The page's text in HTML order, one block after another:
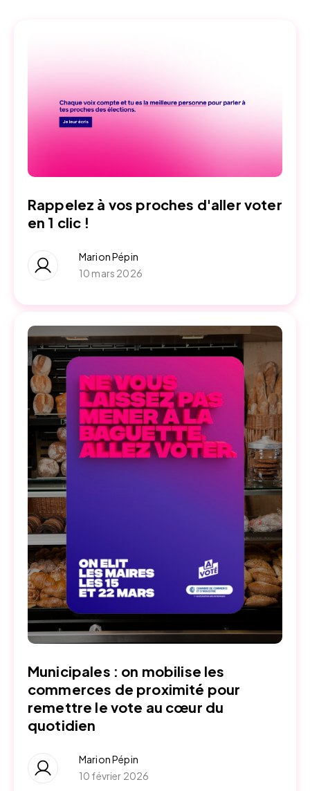
Rappelez à vos proches d'aller voter
en 1 clic !
Marion Pépin
10 mars 2026
Municipales : on mobilise les
commerces de proximité pour
remettre le vote au cœur du
quotidien
Marion Pépin
10 février 2026